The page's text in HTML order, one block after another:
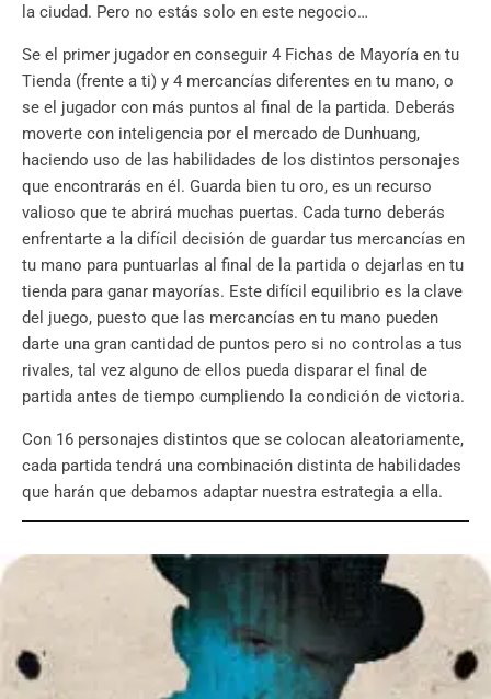
la ciudad. Pero no estás solo en este negocio…
Se el primer jugador en conseguir 4 Fichas de Mayoría en tu
Tienda (frente a ti) y 4 mercancías diferentes en tu mano, o
se el jugador con más puntos al final de la partida. Deberás
moverte con inteligencia por el mercado de Dunhuang,
haciendo uso de las habilidades de los distintos personajes
que encontrarás en él. Guarda bien tu oro, es un recurso
valioso que te abrirá muchas puertas. Cada turno deberás
enfrentarte a la difícil decisión de guardar tus mercancías en
tu mano para puntuarlas al final de la partida o dejarlas en tu
tienda para ganar mayorías. Este difícil equilibrio es la clave
del juego, puesto que las mercancías en tu mano pueden
darte una gran cantidad de puntos pero si no controlas a tus
rivales, tal vez alguno de ellos pueda disparar el final de
partida antes de tiempo cumpliendo la condición de victoria.
Con 16 personajes distintos que se colocan aleatoriamente,
cada partida tendrá una combinación distinta de habilidades
que harán que debamos adaptar nuestra estrategia a ella.